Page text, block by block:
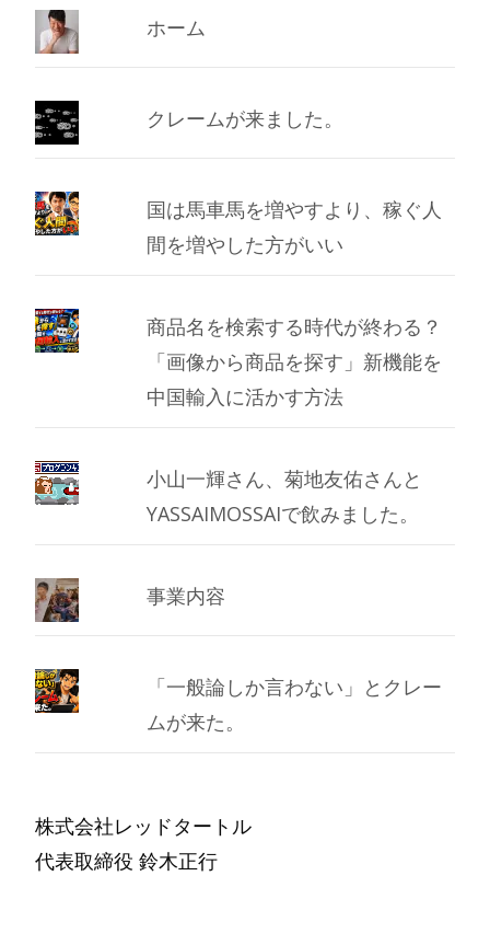
ブ
ホーム
クレームが来ました。
国は馬車馬を増やすより、稼ぐ人
間を増やした方がいい
商品名を検索する時代が終わる？
「画像から商品を探す」新機能を
中国輸入に活かす方法
小山一輝さん、菊地友佑さんと
YASSAIMOSSAIで飲みました。
事業内容
「一般論しか言わない」とクレー
ムが来た。
株式会社レッドタートル
代表取締役 鈴木正行